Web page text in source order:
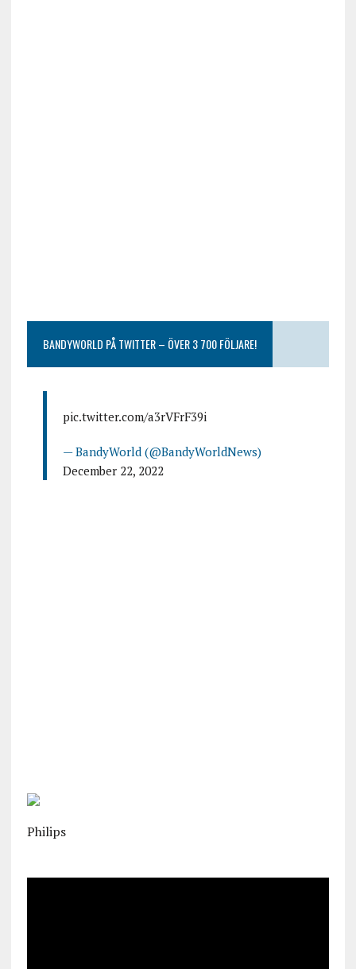
BANDYWORLD PÅ TWITTER – ÖVER 3 700 FÖLJARE!
pic.twitter.com/a3rVFrF39i
— BandyWorld (@BandyWorldNews)
December 22, 2022
Philips